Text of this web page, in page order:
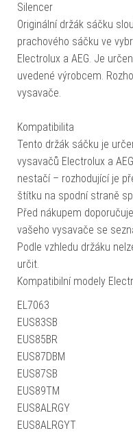
Silencer
Originální držák sáčku
prachového sáčku ve
Electrolux a AEG. Je
uvedené výrobcem.
vysavače.
Kompatibilita
Tento držák sáčku je
vysavačů Electrolux a
nestačí – rozhodující je
štítku na spodní straně
Před nákupem
vašeho vysavače se
Podle vzhledu držáku
určit.
Kompatibilní modely
EL7063
EUS83SB
EUS85BR
EUS87DBM
EUS87SB
EUS89TM
EUS8ALRGY
EUS8ALRGYT